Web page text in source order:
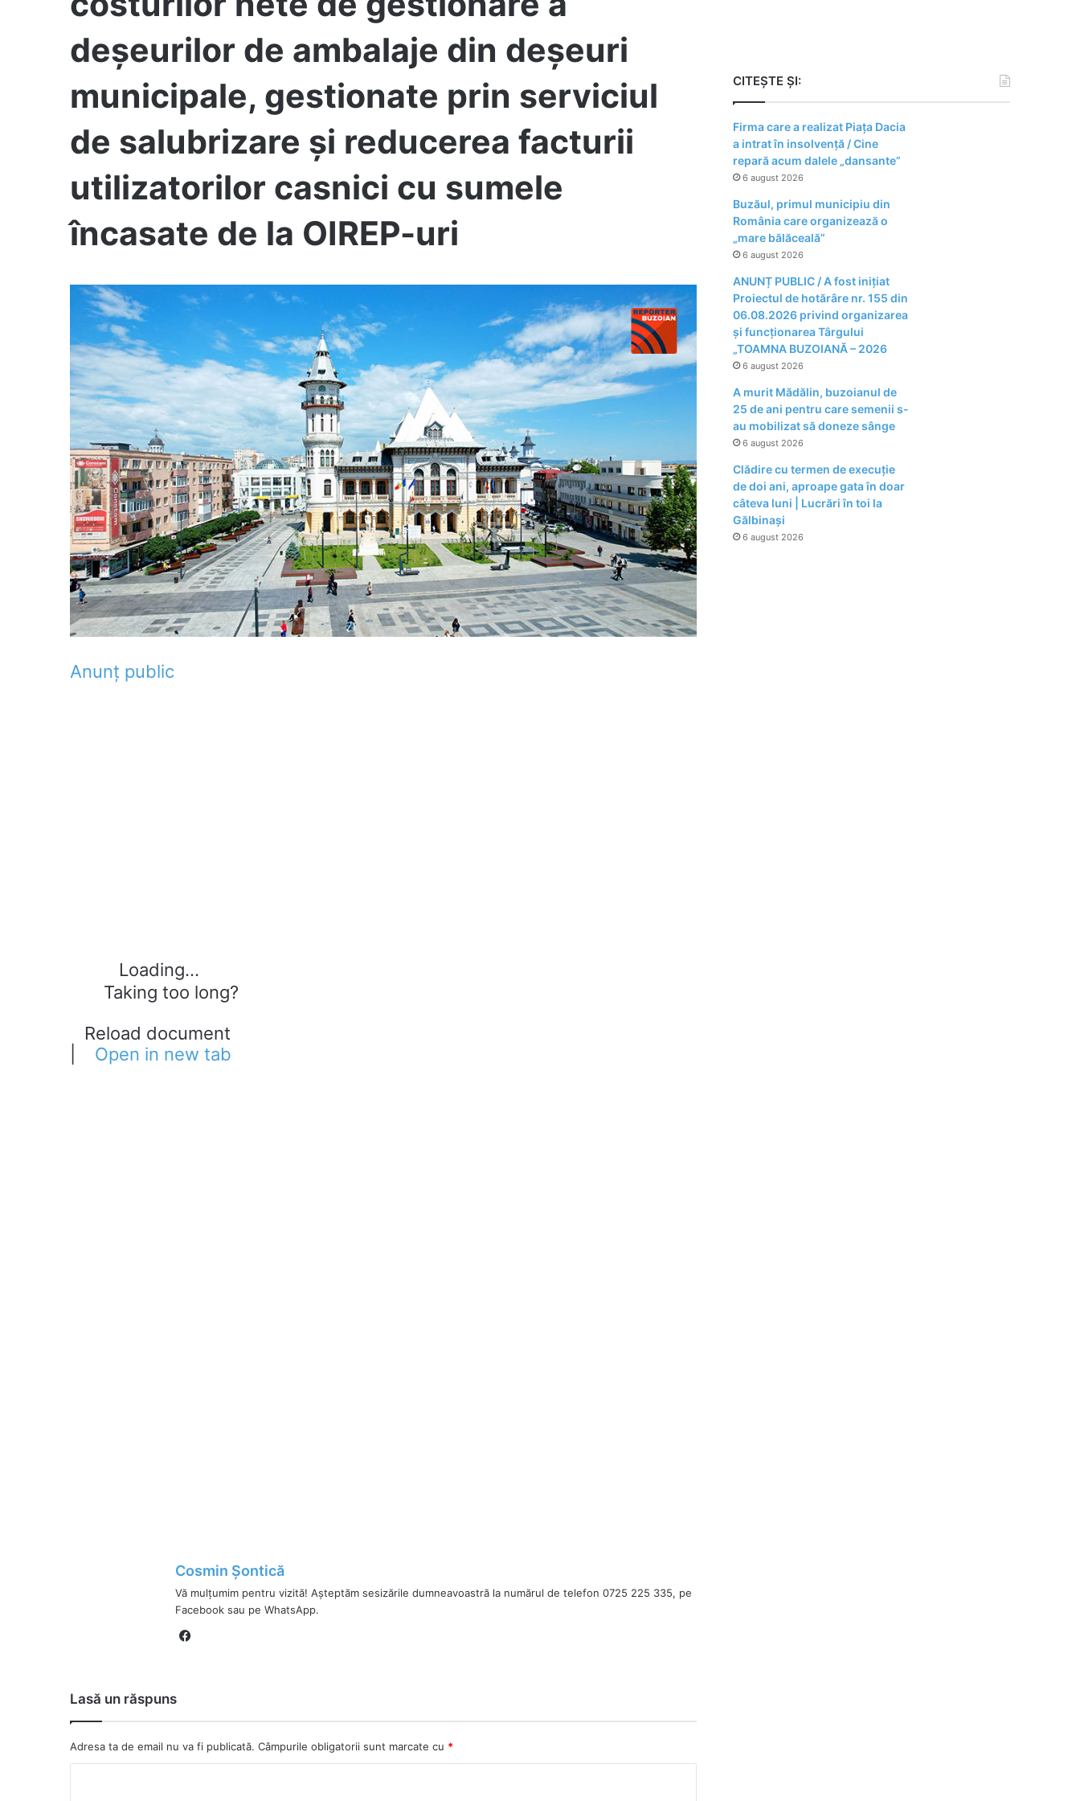
deșeurilor de ambalaje din deşeuri
municipale, gestionate prin serviciul
de salubrizare şi reducerea facturii
utilizatorilor casnici cu sumele
încasate de la OIREP-uri
Anunț public
Loading...
Taking too long?
Reload document
Open in new tab
Cosmin Șontică
Vă mulțumim pentru vizită! Așteptăm sesizările dumneavoastră la numărul de telefon 0725 225 335, pe
Facebook sau pe WhatsApp.
Lasă un răspuns
Adresa ta de email nu va fi publicată. Câmpurile obligatorii sunt marcate cu *
CITEȘTE ȘI:
Firma care a realizat Piața Dacia
a intrat în insolvență / Cine
repară acum dalele „dansante”
6 august 2026
Buzăul, primul municipiu din
România care organizează o
„mare bălăceală”
6 august 2026
ANUNȚ PUBLIC / A fost inițiat
Proiectul de hotărâre nr. 155 din
06.08.2026 privind organizarea
şi funcţionarea Târgului
„TOAMNA BUZOIANĂ – 2026
6 august 2026
A murit Mădălin, buzoianul de
25 de ani pentru care semenii s-
au mobilizat să doneze sânge
6 august 2026
Clădire cu termen de execuție
de doi ani, aproape gata în doar
câteva luni | Lucrări în toi la
Gălbinași
6 august 2026